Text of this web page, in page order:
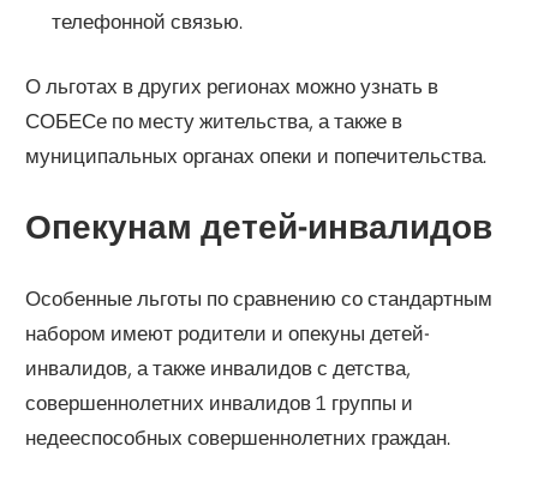
телефонной связью.
О льготах в других регионах можно узнать в
СОБЕСе по месту жительства, а также в
муниципальных органах опеки и попечительства.
Опекунам детей-инвалидов
Особенные льготы по сравнению со стандартным
набором имеют родители и опекуны детей-
инвалидов, а также инвалидов с детства,
совершеннолетних инвалидов 1 группы и
недееспособных совершеннолетних граждан.